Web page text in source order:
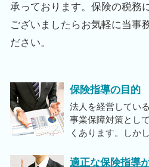
承っております。保険の税務
ございましたらお気軽に当事
ださい。
保険指導の目的
法人を経営してい
事業保障対策とし
くあります。しか
適正な保険指導